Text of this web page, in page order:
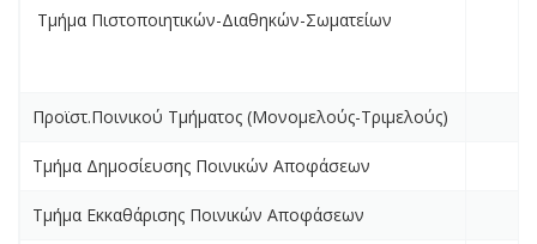
Τμήμα Πιστοποιητικών-Διαθηκών-Σωματείων
Προϊστ.Ποινικού Τμήματος (Μονομελούς-Τριμελούς)
Τμήμα Δημοσίευσης Ποινικών Αποφάσεων
Τμήμα Εκκαθάρισης Ποινικών Αποφάσεων